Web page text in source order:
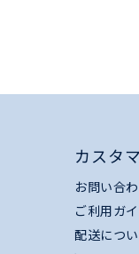
カスタ
お問い合
ご利用ガ
配送につ